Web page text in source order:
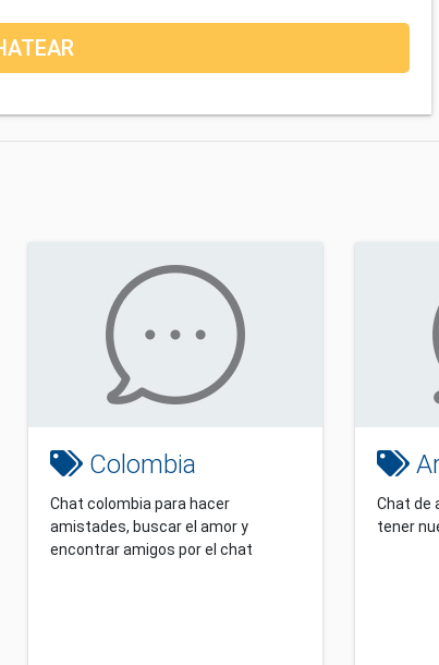
Colombia
Chat colombia para hacer
amistades, buscar el amor y
encontrar amigos por el chat
Chat de
tener